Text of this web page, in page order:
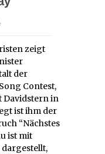
zeigt
der
Contest,
Davidstern in
ist ihm der
“Nächstes
ist mit